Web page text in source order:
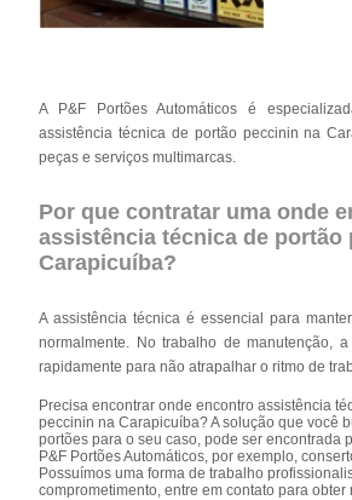
A P&F Portões Automáticos é
assistência técnica de portão peccinin na
peças e serviços multimarcas.
Por que contratar uma onde
assistência técnica de portão
Carapicuíba?
A assistência técnica é essencial para
normalmente. No trabalho de manutenção,
rapidamente para não atrapalhar o ritmo de
Precisa encontrar onde encontro assistência
peccinin na Carapicuíba? A solução que você
portões para o seu caso, pode ser encontrada
P&F Portões Automáticos, por exemplo,
Possuímos uma forma de trabalho
comprometimento, entre em contato para obter